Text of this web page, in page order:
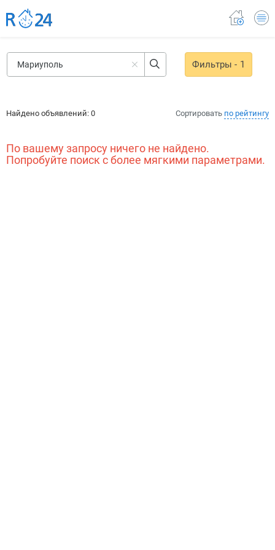
Фильтры- 1
Сортировать по рейтингу
Найдено объявлений: 0
По вашему запросу ничего не найдено.
Попробуйте поиск с более мягкими параметрами.